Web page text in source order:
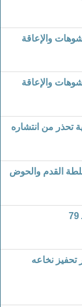
والإعاقة
والإعاقة
تحذر من انتشاره
القدم والحوض
نخاعه